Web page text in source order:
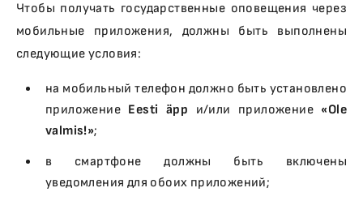
Чтобы получать государственные оповещения через
мобильные приложения, должны быть выполнены
следующие условия:
на мобильный телефон должно быть установлено
приложение Eesti äpp и/или приложение «Ole
valmis!»;
в смартфоне должны быть включены
уведомления для обоих приложений;